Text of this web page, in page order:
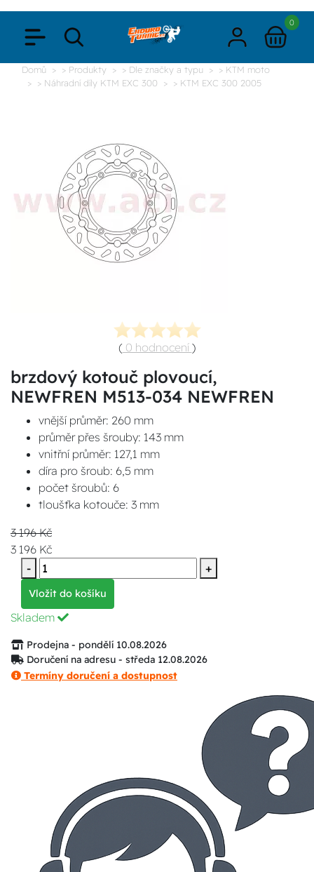
0
Domů > Produkty > Dle značky a typu
> KTM moto
> Náhradní díly KTM EXC 300
> KTM EXC 300 2005
( 0 hodnocení )
brzdový kotouč plovoucí,
NEWFREN M513-034 NEWFREN
vnější průměr: 260 mm
průměr přes šrouby: 143 mm
vnitřní průměr: 127,1 mm
díra pro šroub: 6,5 mm
počet šroubů: 6
tloušťka kotouče: 3 mm
3 196 Kč
3 196 Kč
-
+
Vložit do košíku
Skladem
Prodejna - pondělí 10.08.2026
Doručení na adresu - středa 12.08.2026
Termíny doručení a dostupnost